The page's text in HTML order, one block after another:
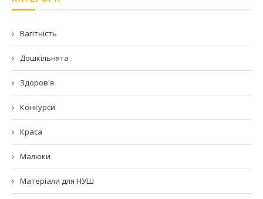
Вагітність
Дошкільнята
Здоров'я
Конкурси
Краса
Малюки
Матеріали для НУШ